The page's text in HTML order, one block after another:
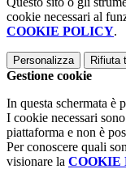
cookie necessari al
COOKIE POLICY.
Personalizza Rifiuta
Gestione cookie
In questa schermata è
I cookie necessari
piattaforma e non è
Per conoscere quali
visionare la COOKIE